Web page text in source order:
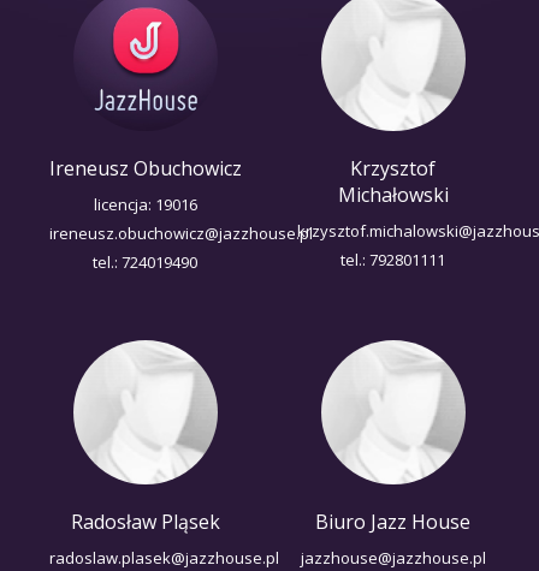
Ireneusz Obuchowicz
licencja: 19016
ireneusz.obuchowicz@jazzhouse.pl
tel.: 724019490
Krzysztof
Michałowski
tel.: 792801111
Radosław Pląsek
radoslaw.plasek@jazzhouse.pl
Biuro Jazz House
jazzhouse@jazzhouse.pl